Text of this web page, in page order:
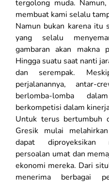
tergolong muda.
membuat kami selalu
Namun bukan karena itu
yang selalu
gambaran akan makna
Hingga suatu saat nanti
dan serempak.
perjalanannya, antar-
berlomba-lomba
berkompetisi dalam
Untuk terus bertumbuh
Gresik mulai
dapat diproyeksikan
persoalan umat dan
ekonomi mereka. Dari
menerima berbagai